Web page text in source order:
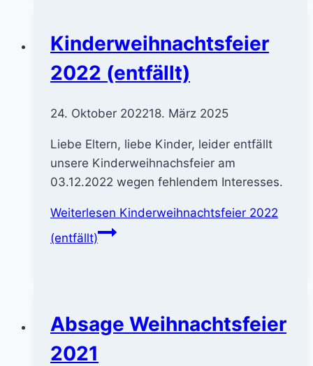
Kinderweihnachtsfeier
2022 (entfällt)
24. Oktober 202218. März 2025
Liebe Eltern, liebe Kinder, leider entfällt
unsere Kinderweihnachsfeier am
03.12.2022 wegen fehlendem Interesses.
Weiterlesen Kinderweihnachtsfeier 2022
(entfällt)
Absage Weihnachtsfeier
2021